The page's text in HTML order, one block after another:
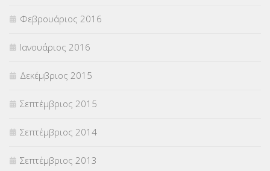
Φεβρουάριος 2016
Ιανουάριος 2016
Δεκέμβριος 2015
Σεπτέμβριος 2015
Σεπτέμβριος 2014
Σεπτέμβριος 2013